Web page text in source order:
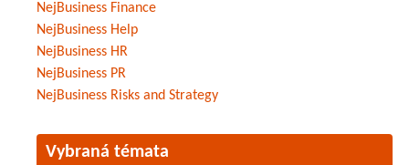
NejBusiness Finance
NejBusiness Help
NejBusiness HR
NejBusiness PR
NejBusiness Risks and Strategy
Vybraná témata